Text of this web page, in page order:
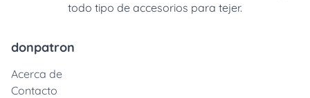
todo tipo de accesorios para tejer.
donpatron
Acerca de
Contacto